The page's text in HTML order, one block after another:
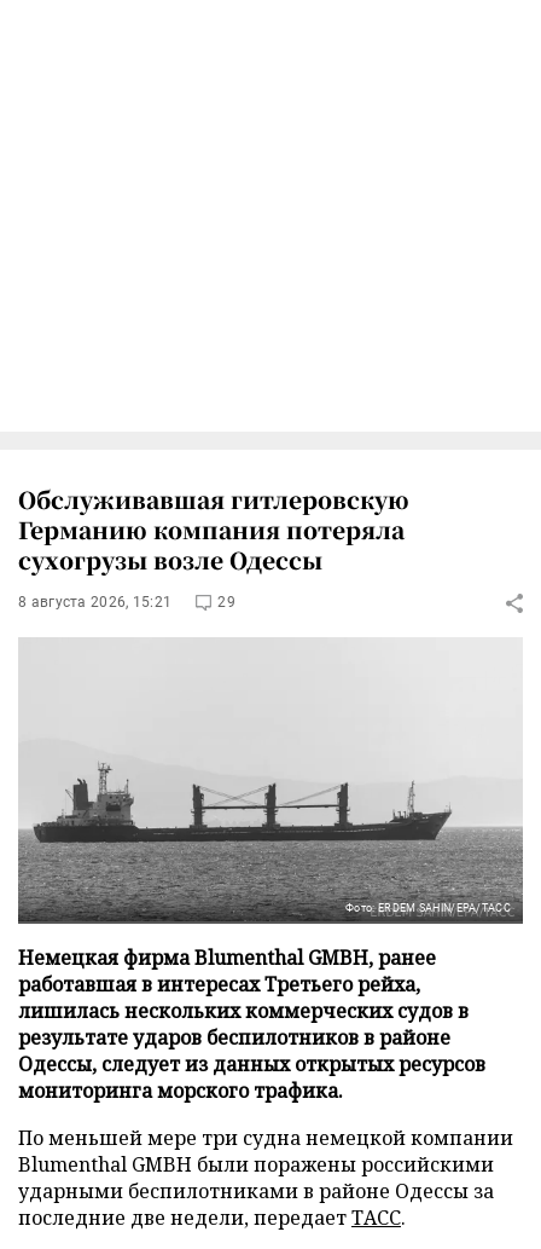
Обслуживавшая гитлеровскую
Германию компания потеряла
сухогрузы возле Одессы
8 августа 2026, 15:21 29
Фото: ERDEM SAHIN/EPA/ТАСС
Немецкая фирма Blumenthal GMBH, ранее
работавшая в интересах Третьего рейха,
лишилась нескольких коммерческих судов в
результате ударов беспилотников в районе
Одессы, следует из данных открытых ресурсов
мониторинга морского трафика.
По меньшей мере три судна немецкой компании
Blumenthal GMBH были поражены российскими
ударными беспилотниками в районе Одессы за
последние две недели, передаетТАСС.